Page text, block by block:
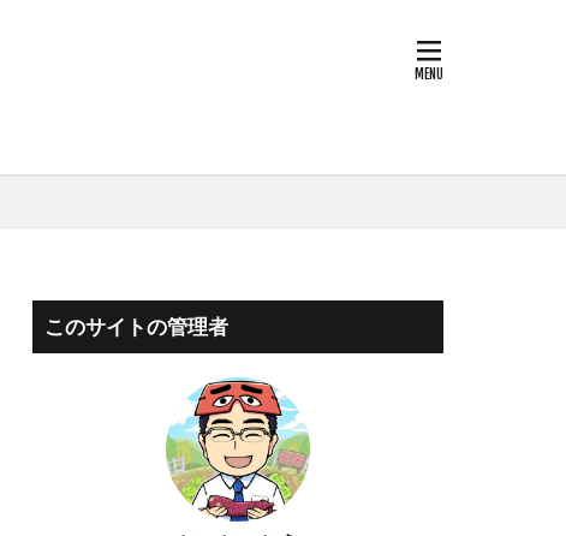
このサイトの管理者